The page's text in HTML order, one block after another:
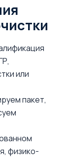
или
пакет,
физико-